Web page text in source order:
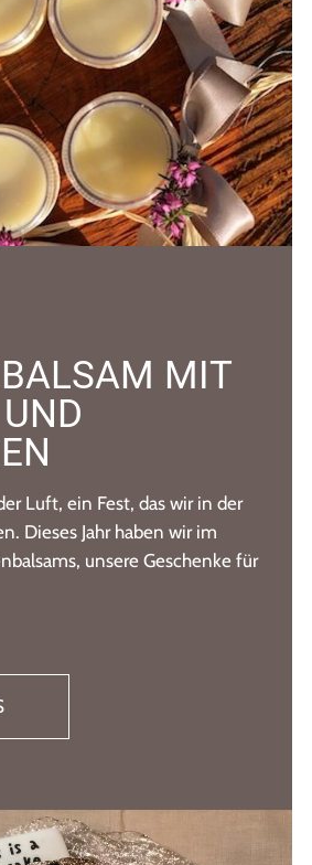
MIT
Luft, ein Fest, das wir in der
Dieses Jahr haben wir im
unsere Geschenke für